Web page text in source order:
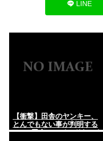
LINE
【衝撃】田舎のヤンキー、
とんでもない事が判明する
www 田舎のマイルドヤンキ